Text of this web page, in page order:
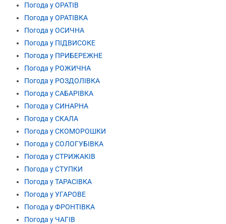
Погода у ОРАТІВ
Погода у ОРАТІВКА
Погода у ОСИЧНА
Погода у ПІДВИСОКЕ
Погода у ПРИБЕРЕЖНЕ
Погода у РОЖИЧНА
Погода у РОЗДОЛІВКА
Погода у САБАРІВКА
Погода у СИНАРНА
Погода у СКАЛА
Погода у СКОМОРОШКИ
Погода у СОЛОГУБІВКА
Погода у СТРИЖАКІВ
Погода у СТУПКИ
Погода у ТАРАСІВКА
Погода у УГАРОВЕ
Погода у ФРОНТІВКА
Погода у ЧАГІВ